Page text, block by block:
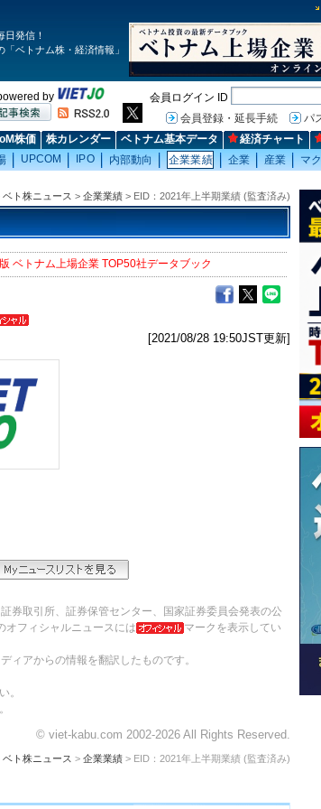
発信！
ベトナム株・経済情報」
by
会員ログイン ID
会員登録・延長手続
パ
株価 株カレンダー ベトナム基本データ
経済チャート
UPCOM IPO 内部動向 企業業績 企業 産業 マ
ベト株ニュース > 企業業績 > EID：2021年上半期業績 (監査済み)
ベトナム上場企業 TOP50社データブック
[2021/08/28 19:50JST更新]
券取引所、証券保管センター、国家証券委員会発表の公
オフィシャルニュースには
マークを表示してい
アからの情報を翻訳したものです。
。
© viet-kabu.com 2002-2026 All Rights Reserved.
ベト株ニュース > 企業業績 > EID：2021年上半期業績 (監査済み)